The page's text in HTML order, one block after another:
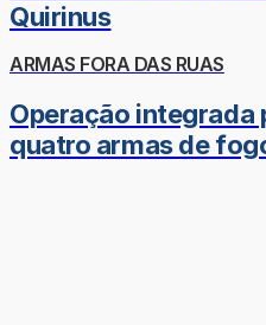
Quirinus
ARMAS FORA DAS RUAS
Operação integrada
quatro armas de